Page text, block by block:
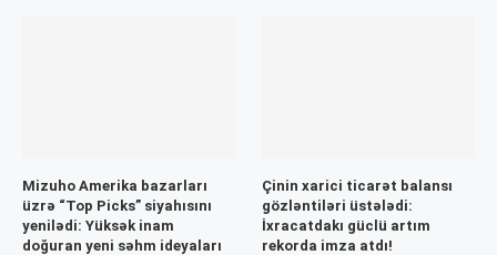
Mizuho Amerika bazarları
üzrə “Top Picks” siyahısını
yenilədi: Yüksək inam
doğuran yeni səhm ideyaları
Çinin xarici ticarət balansı
gözləntiləri üstələdi:
İxracatdakı güclü artım
rekorda imza atdı!